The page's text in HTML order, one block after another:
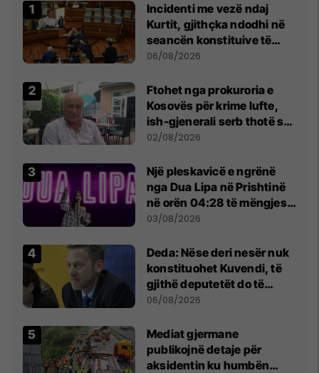
Incidenti me vezë ndaj
Kurtit, gjithçka ndodhi në
seancën konstituive të
Kuvendit
06/08/2026
Ftohet nga prokuroria e
Kosovës për krime lufte,
ish-gjenerali serb thotë se
dikush e tradhtoi në
02/08/2026
Një pleskavicë e ngrënë
nga Dua Lipa në Prishtinë
në orën 04:28 të mëngjesit
- dhe bota digjitale serbe
03/08/2026
Deda: Nëse deri nesër nuk
konstituohet Kuvendi, të
gjithë deputetët do të
bëjnë shkelje të rëndë
06/08/2026
Mediat gjermane
publikojnë detaje për
aksidentin ku humbën